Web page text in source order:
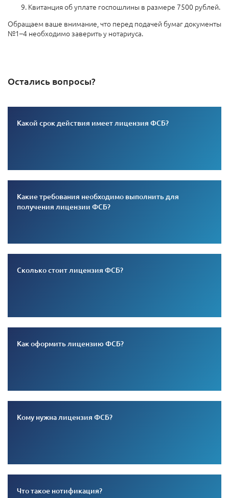
Квитанция об уплате госпошлины в размере 7500 рублей.
Обращаем ваше внимание, что перед подачей бумаг документы
№1–4 необходимо заверить у нотариуса.
Остались вопросы?
Какой срок действия имеет лицензия ФСБ?
Какие требования необходимо выполнить для
получения лицензии ФСБ?
Сколько стоит лицензия ФСБ?
Как оформить лицензию ФСБ?
Кому нужна лицензия ФСБ?
Что такое нотификация?